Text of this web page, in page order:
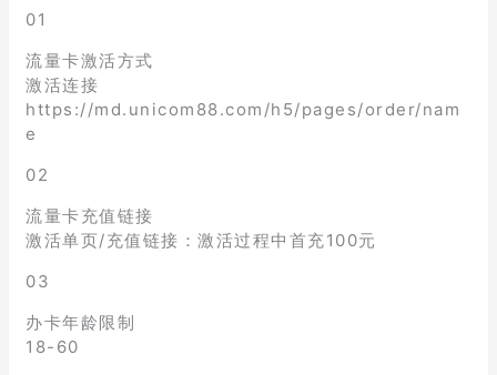
01
流量卡激活方式
激活连接
https://md.unicom88.com/h5/pages/order/nam
e
02
流量卡充值链接
激活单页/充值链接：激活过程中首充100元
03
办卡年龄限制
18-60